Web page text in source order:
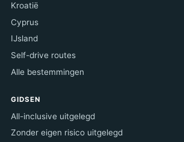
Kroatië
Cyprus
IJsland
Self-drive routes
Alle bestemmingen
GIDSEN
All-inclusive uitgelegd
Zonder eigen risico uitgelegd